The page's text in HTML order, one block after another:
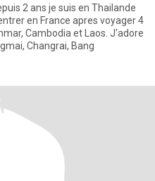
2 ans je suis en Thailande
en France apres voyager 4
Cambodia et Laos. J'adore
Changrai, Bang